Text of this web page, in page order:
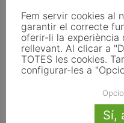
El Pla de
catalans
urbana
Fem servir cookies al
garantir el correcte
oferir-li la experiència
rellevant. Al clicar a
TOTES les cookies.
configurar-les a
Sí,